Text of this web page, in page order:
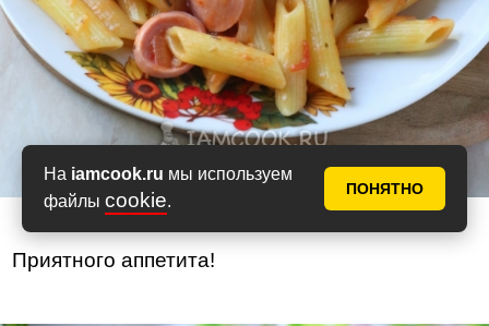
На iamcook.ru мы используем
файлы cookie.
ПОНЯТНО
Приятного аппетита!